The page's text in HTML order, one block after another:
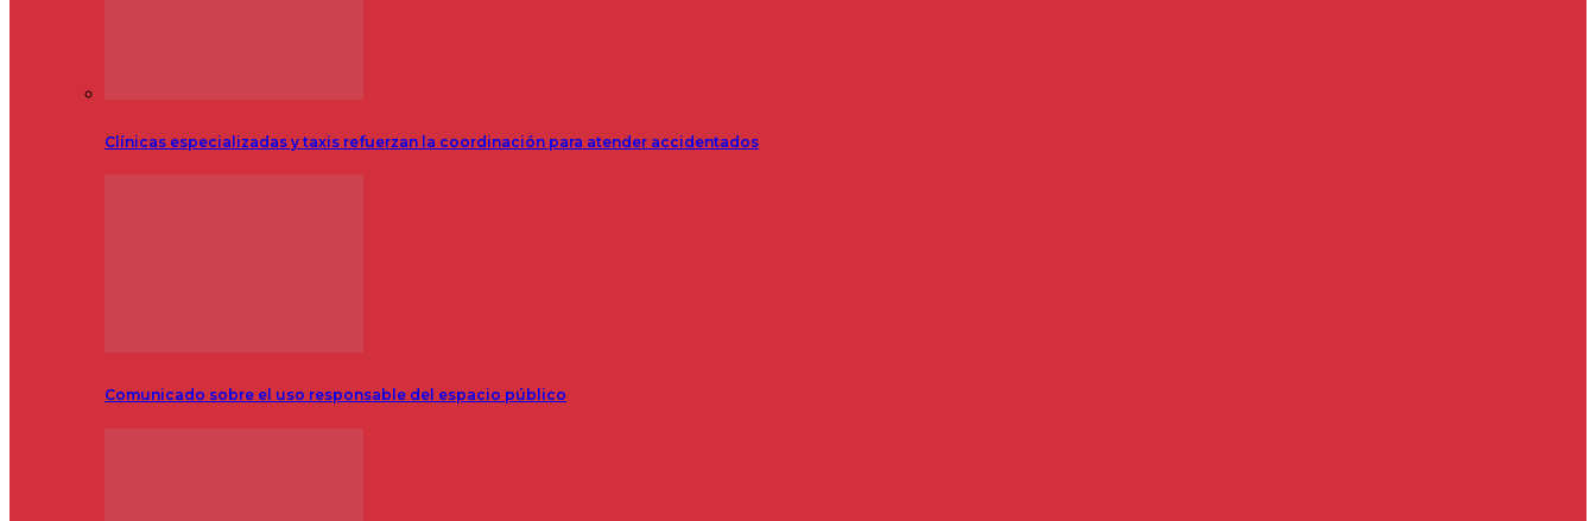
Clínicas especializadas y taxis refuerzan la coordinación para atender accidentados
Comunicado sobre el uso responsable del espacio público